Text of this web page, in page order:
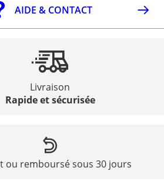
AIDE & CONTACT
Livraison
Rapide et sécurisée
ou remboursé sous 30 jours